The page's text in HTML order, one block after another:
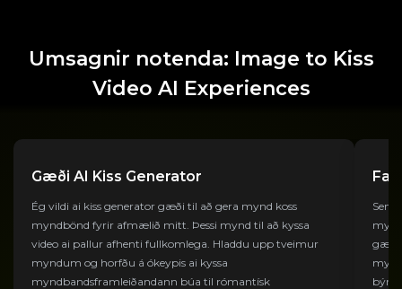
Umsagnir notenda: Image to Kiss
Video AI Experiences
Gæði AI Kiss Generator
Ég vildi ai kiss generator gæði til að gera mynd koss
myndbönd fyrir afmælið mitt. Þessi mynd til að kyssa
video ai pallur afhenti fullkomlega. Hladdu upp tveimur
myndum og horfðu á ókeypis ai kyssa
myndbandsframleiðandann búa til rómantísk
Sem
býr